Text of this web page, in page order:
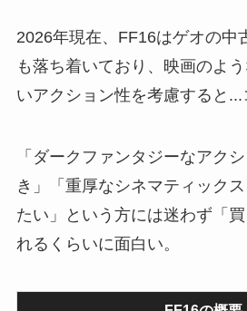
2026年現在、FF16はゲオの中
も落ち着いており、映画のよ
いアクション性を考慮すると...
「ダークファンタジーなアク
き」「重厚なシネマティック
たい」という方には迷わず「
れるくらいに面白い。